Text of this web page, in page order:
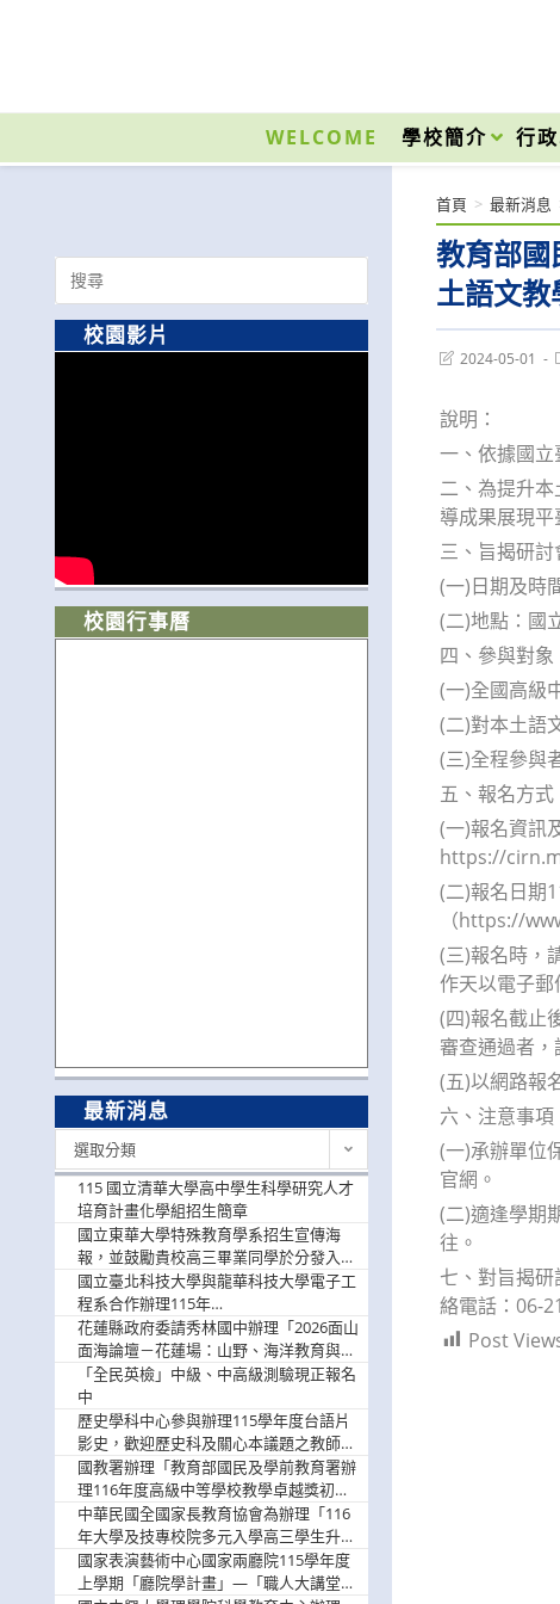
內
WELCOME 學校簡介 行
教育部國
土語文
首頁 > 最新消息
Post2024-05-01
說明：
一、依據國
二、為提升
導成果展現平
三、旨揭研討
(一)日期及時
(二)地點：國
四、參與對象
(一)全國高級
(二)對本土語
(三)全程參與
五、報名方式
(一)報名資訊
https://
(二)報名日期
（https://
(三)報名時，
作天以電子郵
(四)報名截止
審查通過者
(五)以網路報
六、注意事項
(一)承辦單位
官網。
(二)適逢學期
往。
七、對旨揭
絡電話：06-
Post
Search
for:
校園影片
校園行事曆
最新消息
選取分類
115 國立清華大學高中學生科學研究人才
培育計畫化學組招生簡章
國立東華大學特殊教育學系招生宣傳海
報，並鼓勵貴校高三畢業同學於分發入學
階段踴躍選填。
國立臺北科技大學與龍華科技大學電子工
程系合作辦理115年
「115.08.10~08.12「AI賦能應用於智慧半
導體研習營」，歡迎學生踴躍報名參加
花蓮縣政府委請秀林國中辦理「2026面山
面海論壇－花蓮場：山野、海洋教育與戶
外安全實務課程」，歡迎踴躍報名參加
「全民英檢」中級、中高級測驗現正報名
中
歷史學科中心參與辦理115學年度台語片
影史，歡迎歷史科及關心本議題之教師踴
躍報名參加
國教署辦理「教育部國民及學前教育署辦
理116年度高級中等學校教學卓越獎初選
實施計畫」，鼓勵教師踴躍報名
中華民國全國家長教育協會為辦理「116
年大學及技專校院多元入學高三學生升學
輔導家長說明會」
國家表演藝術中心國家兩廳院115學年度
上學期「廳院學計畫」—「職人大講堂」